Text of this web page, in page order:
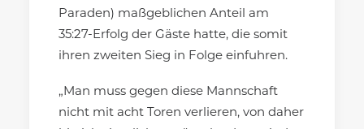
Paraden) maßgeblichen Anteil am
35:27-Erfolg der Gäste hatte, die somit
ihren zweiten Sieg in Folge einfuhren.
„Man muss gegen diese Mannschaft
nicht mit acht Toren verlieren, von daher